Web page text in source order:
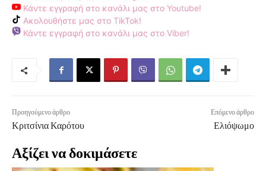
Κάντε εγγραφή στο κανάλι μας στο Youtube!
Ακολουθήστε μας στο TikTok!
Κάντε εγγραφή στο κανάλι μας στο Viber!
Προηγούμενο άρθρο
Κριτσίνια Καρότου
Επόμενο άρθρο
Ελιόψωμο
Αξίζει να δοκιμάσετε